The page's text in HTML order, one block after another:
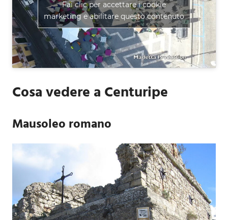
Fai clic per accettare i cookie
marketing e abilitare questo contenuto
Cosa vedere a Centuripe
Mausoleo romano